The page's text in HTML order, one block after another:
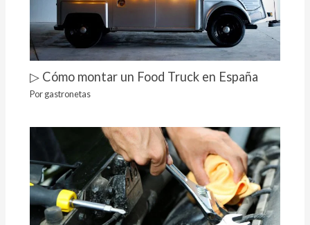
▷ Cómo montar un Food Truck en España
Porgastronetas